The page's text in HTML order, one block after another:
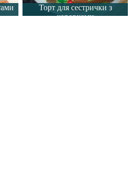
Торт для сестрички з
коровками